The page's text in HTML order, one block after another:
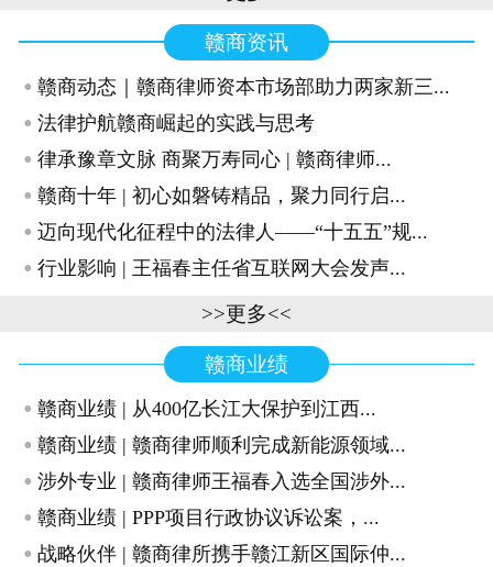
赣商资讯
· 赣商动态｜赣商律师资本市场部助力两家新三...
· 法律护航赣商崛起的实践与思考
· 律承豫章文脉 商聚万寿同心 | 赣商律师...
· 赣商十年 | 初心如磐铸精品，聚力同行启...
· 迈向现代化征程中的法律人——“十五五”规...
· 行业影响 | 王福春主任省互联网大会发声...
>>更多<<
赣商业绩
· 赣商业绩 | 从400亿长江大保护到江西...
· 赣商业绩 | 赣商律师顺利完成新能源领域...
· 涉外专业 | 赣商律师王福春入选全国涉外...
· 赣商业绩 | PPP项目行政协议诉讼案，...
· 战略伙伴 | 赣商律所携手赣江新区国际仲...